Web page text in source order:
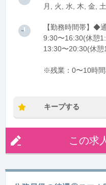
月, 火, 水, 木, 金,
【勤務時間帯】◆
9:30〜16:30(休憩
13:30〜20:30(休憩
※残業：0〜10時間
キープする
この求